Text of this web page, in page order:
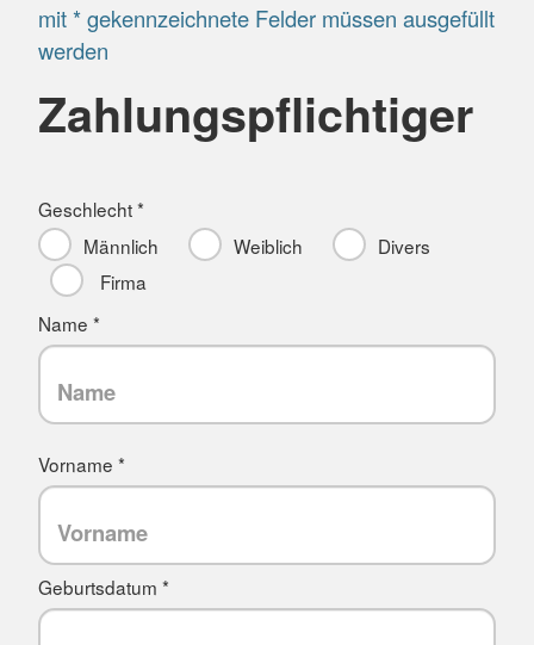
mit * gekennzeichnete Felder müssen ausgefüllt
werden
Zahlungspflichtiger
Geschlecht *
Männlich
Weiblich
Divers
Firma
Name *
Vorname *
Geburtsdatum *